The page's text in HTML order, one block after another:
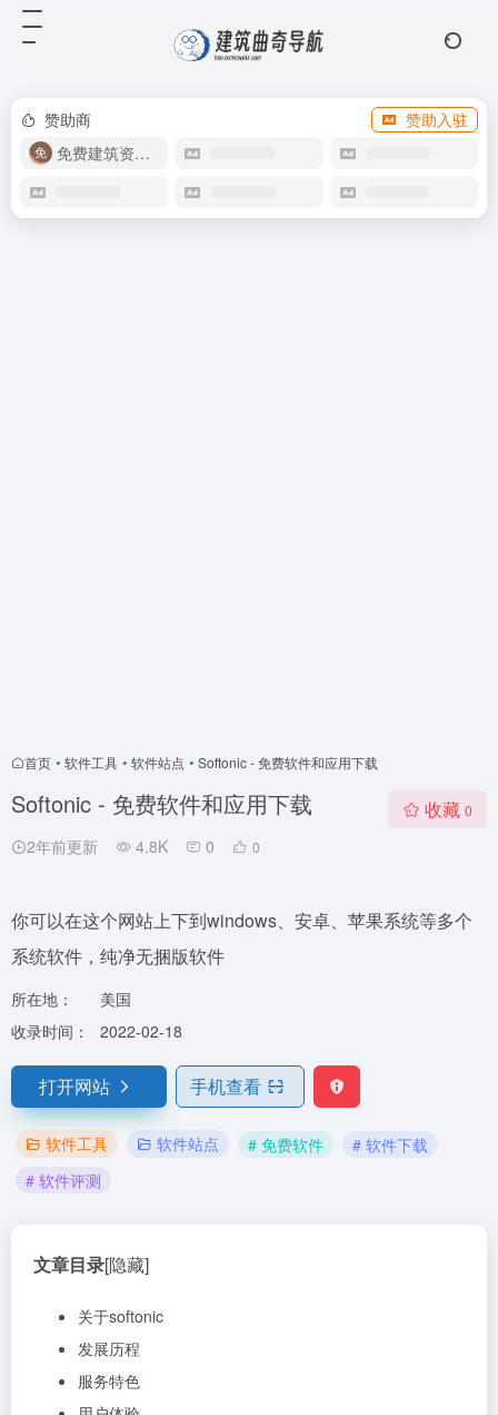
赞助商
赞助入驻
免费建筑资源库
首页 • 软件工具 • 软件站点 • Softonic - 免费软件和应用下载
Softonic - 免费软件和应用下载
2年前更新 4.8K 0 0
收藏 0
你可以在这个网站上下到windows、安卓、苹果系统等多个
系统软件，纯净无捆版软件
所在地：
美国
收录时间：
2022-02-18
打开网站 手机查看
软件工具 软件站点 # 免费软件
# 软件下载
# 软件评测
文章目录[隐藏]
关于softonic
发展历程
服务特色